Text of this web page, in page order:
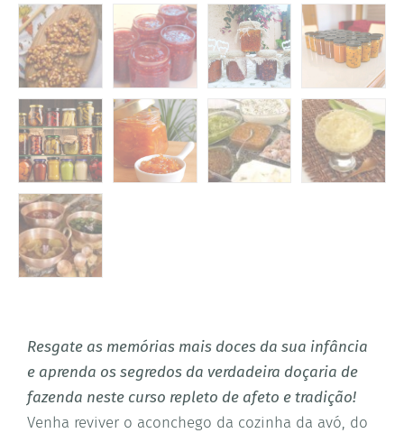
Resgate as memórias mais doces da sua infância
e aprenda os segredos da verdadeira doçaria de
fazenda neste curso repleto de afeto e tradição!
Venha reviver o aconchego da cozinha da avó, do